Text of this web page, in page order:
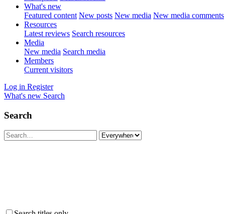
What's new
Featured content New posts New media New media comments
Resources
Latest reviews Search resources
Media
New media Search media
Members
Current visitors
Log in Register
What's new Search
Search